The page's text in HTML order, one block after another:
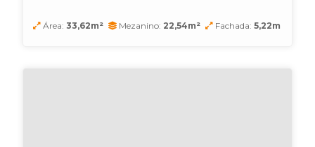
Área: 33,62m² Mezanino: 22,54m² Fachada: 5,22m